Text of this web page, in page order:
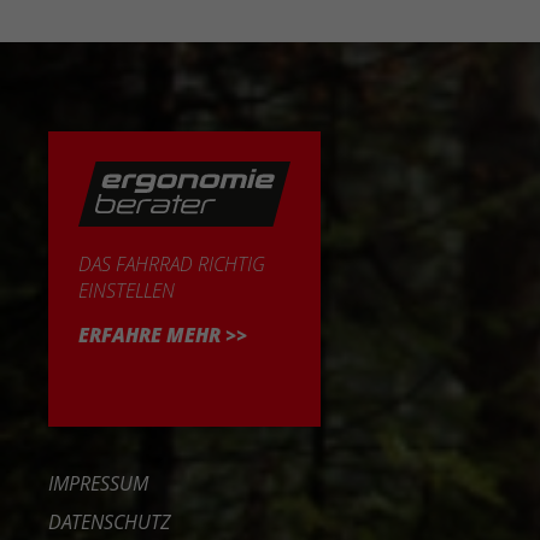
DAS FAHRRAD RICHTIG
EINSTELLEN
ERFAHRE MEHR >>
IMPRESSUM
DATENSCHUTZ